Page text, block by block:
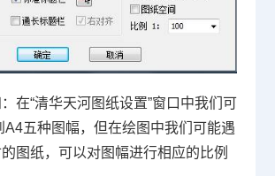
在“清华天河图纸设置”窗口中我们可
A4五种图幅，但在绘图中我们可能遇
图纸，可以对图幅进行相应的比例